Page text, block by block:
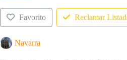
Favorito Reclamar
Navarra